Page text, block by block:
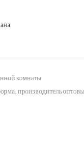
комнаты
производитель